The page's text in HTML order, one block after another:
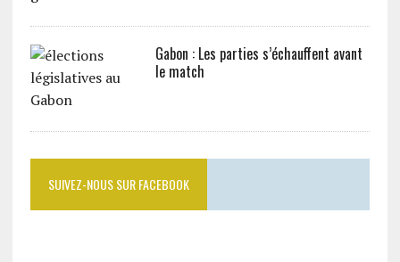
Gabon : Les parties s’échauffent avant
le match
SUIVEZ-NOUS SUR FACEBOOK